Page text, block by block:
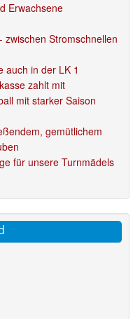
Erwachsene
zwischen Stromschnellen
auch in der LK 1
zahlt mit
mit starker Saison
gemütlichem
für unsere Turnmädels